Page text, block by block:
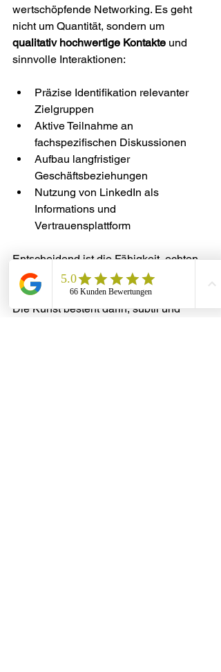
wertschöpfende Networking. Es geht
nicht um Quantität, sondern um
qualitativ hochwertige Kontakte und
sinnvolle Interaktionen:
Präzise Identifikation relevanter
Zielgruppen
Aktive Teilnahme an
fachspezifischen Diskussionen
Aufbau langfristiger
Geschäftsbeziehungen
Nutzung von LinkedIn als
Informations und
Vertrauensplattform
Entscheidend ist die Fähigkeit, echten
Mehrwert zu bieten und Interesse zu
generieren, anstatt direkt zu verkaufen.
Die Kunst besteht darin, subtil und